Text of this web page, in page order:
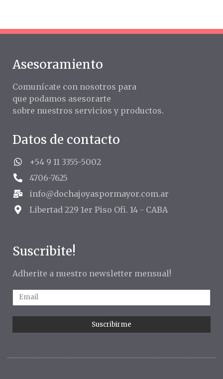
Asesoramiento
Comunícate con nosotros para
que podamos asesorarte
sobre nuestros servicios y productos.
Datos de contacto
+54 9 11 3355-5002
4706-7625
info@dochajoyaspormayor.com.ar
Libertad 229 1er Piso Ofi. 14 - CABA
Suscribite!
Adherite a nuestro newsletter mensual!
Suscribirme